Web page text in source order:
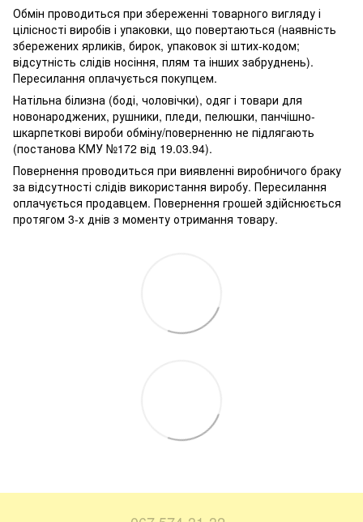
Обмін проводиться при збереженні товарного вигляду і
цілісності виробів і упаковки, що повертаються (наявність
збережених ярликів, бирок, упаковок зі штих-кодом;
відсутність слідів носіння, плям та інших забруднень).
Пересилання оплачується покупцем.
Натільна білизна (боді, чоловічки), одяг і товари для
новонароджених, рушники, пледи, пелюшки, панчішно-
шкарпеткові вироби обміну/поверненню не підлягають
(постанова КМУ №172 від 19.03.94).
Повернення проводиться при виявленні виробничого браку
за відсутності слідів використання виробу. Пересилання
оплачується продавцем. Повернення грошей здійснюється
протягом 3-х днів з моменту отримання товару.